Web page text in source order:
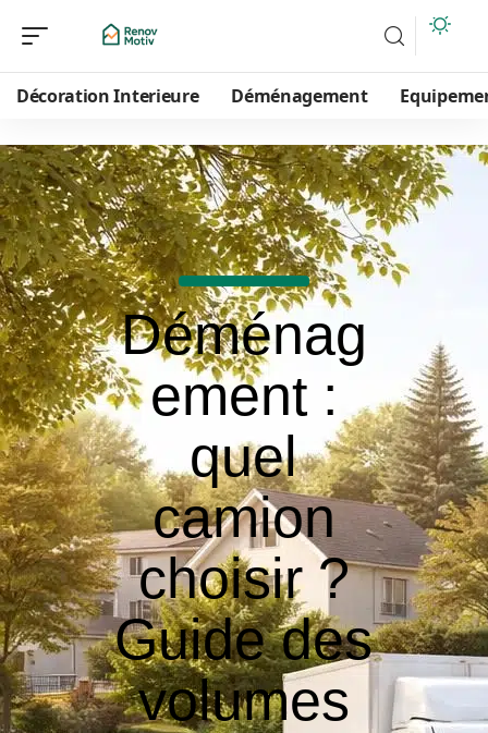
Décoration Interieure Déménagement
Déménag
ement :
quel
camion
choisir ?
Guide des
volumes